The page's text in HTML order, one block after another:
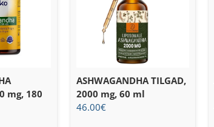
mg, 180
ASHWAGANDHA TILGAD,
2000 mg, 60 ml
46.00€